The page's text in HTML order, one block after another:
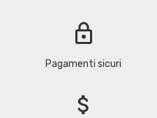
lock
Pagamenti sicuri
attach_money